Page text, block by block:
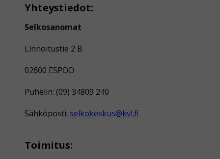
Yhteystiedot:
Selkosanomat
Linnoitustie 2 B
02600 ESPOO
Puhelin: (09) 34809 240
Sähköposti: selkokeskus@kvl.fi
Toimitus: